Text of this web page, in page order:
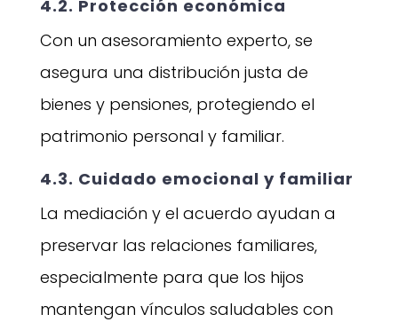
4.2. Protección económica
Con un asesoramiento experto, se
asegura una distribución justa de
bienes y pensiones, protegiendo el
patrimonio personal y familiar.
4.3. Cuidado emocional y familiar
La mediación y el acuerdo ayudan a
preservar las relaciones familiares,
especialmente para que los hijos
mantengan vínculos saludables con